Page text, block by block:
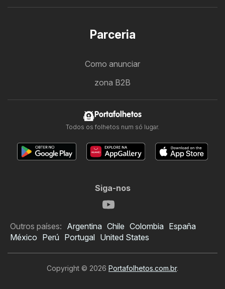
Parceria
Como anunciar
zona B2B
Portafolhetos
Todos os folhetos num só lugar.
Siga-nos
Outros países: Argentina Chile Colombia España
México Perú Portugal United States
Copyright © 2026 Portafolhetos.com.br.